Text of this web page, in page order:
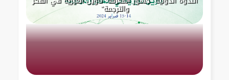
والترجمة"